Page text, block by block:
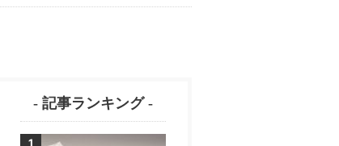
- 記事ランキング -